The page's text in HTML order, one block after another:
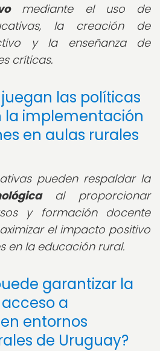
mediante el uso de
la creación de
y la enseñanza de
críticas.
las políticas
la implementación
en aulas rurales
pueden respaldar la
al proporcionar
y formación docente
el impacto positivo
en la educación rural.
garantizar la
a
entornos
de Uruguay?